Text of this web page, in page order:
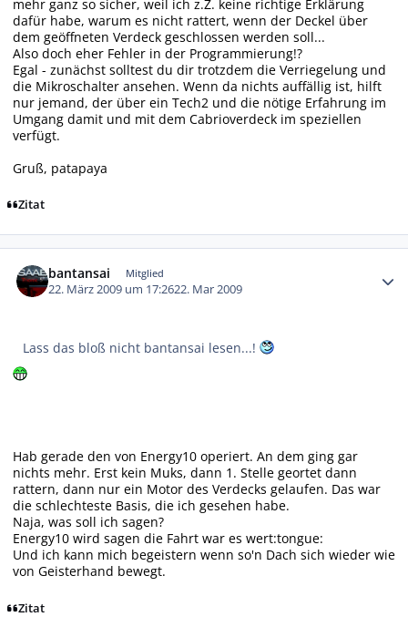
mehr ganz so sicher, weil ich z.Z. keine richtige Erklärung
dafür habe, warum es nicht rattert, wenn der Deckel über
dem geöffneten Verdeck geschlossen werden soll...
Also doch eher Fehler in der Programmierung!?
Egal - zunächst solltest du dir trotzdem die Verriegelung und
die Mikroschalter ansehen. Wenn da nichts auffällig ist, hilft
nur jemand, der über ein Tech2 und die nötige Erfahrung im
Umgang damit und mit dem Cabrioverdeck im speziellen
verfügt.
Gruß, patapaya
Zitat
bantansai Mitglied
22. März 2009 um 17:2622. Mar 2009
Lass das bloß nicht bantansai lesen...!
Hab gerade den von Energy10 operiert. An dem ging gar
nichts mehr. Erst kein Muks, dann 1. Stelle geortet dann
rattern, dann nur ein Motor des Verdecks gelaufen. Das war
die schlechteste Basis, die ich gesehen habe.
Naja, was soll ich sagen?
Energy10 wird sagen die Fahrt war es wert:tongue:
Und ich kann mich begeistern wenn so'n Dach sich wieder wie
von Geisterhand bewegt.
Zitat